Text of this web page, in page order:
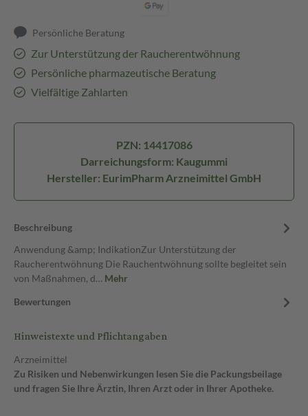
Persönliche Beratung
Zur Unterstützung der Raucherentwöhnung
Persönliche pharmazeutische Beratung
Vielfältige Zahlarten
PZN: 14417086
Darreichungsform: Kaugummi
Hersteller: EurimPharm Arzneimittel GmbH
Beschreibung
Anwendung &amp; IndikationZur Unterstützung der
Raucherentwöhnung Die Rauchentwöhnung sollte begleitet sein
von Maßnahmen, d… Mehr
Bewertungen
Hinweistexte und Pflichtangaben
Arzneimittel
Zu Risiken und Nebenwirkungen lesen Sie die Packungsbeilage
und fragen Sie Ihre Ärztin, Ihren Arzt oder in Ihrer Apotheke.